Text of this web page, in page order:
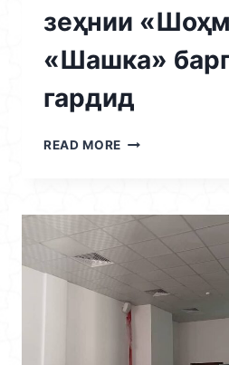
БАРГУЗОР
зеҳнии
«Шашка»
гардид
READ MORE 20.11.2025
БЕШТАРИ
ДОНИШҶӮЁН
ФАЪОЛИЯТҲОИ
ЗЕҲНӢ,
БАХШИДА
БА
РӮЗИ